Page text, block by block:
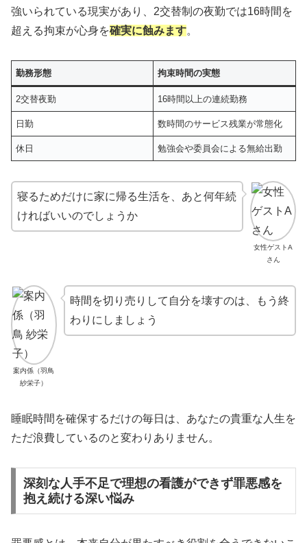
強いられている現実があり、2交替制の夜勤では16時間を
超える拘束が心身を確実に蝕みます。
勤務形態 拘束時間の実態
2交替夜勤 16時間以上の連続勤務
日勤 数時間のサービス残業が常態化
休日 勉強会や委員会による無給出勤
女性ゲストA
さん
寝るためだけに家に帰る生活を、あと何年続
ければいいのでしょうか
案内係（羽鳥
紗栄子）
時間を切り売りして自分を壊すのは、もう終
わりにしましょう
睡眠時間を確保するだけの毎日は、あなたの貴重な人生を
ただ浪費しているのと変わりありません。
深刻な人手不足で理想の看護ができず罪悪感を
抱え続ける深い悩み